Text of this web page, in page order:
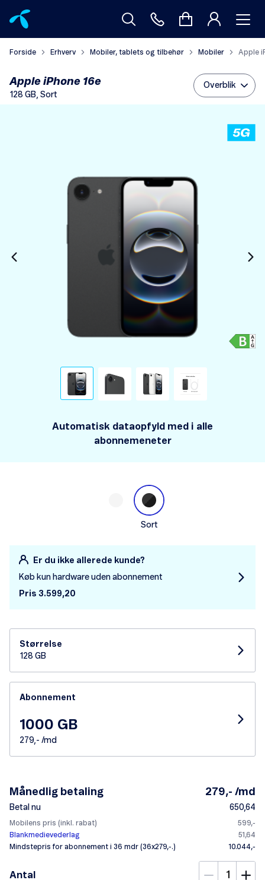
Forside Erhverv Mobiler, tablets og tilbehør Mobiler Apple
Apple iPhone 16e
128 GB, Sort
Overblik
Automatisk dataopfyld med i alle
abonnemeneter
Sort
Er du ikke allerede kunde?
Køb kun hardware uden abonnement
Pris 3.599,20
Størrelse
128 GB
Abonnement
1000 GB
279,- /md
Månedlig betaling 279,- /md
Betal nu 650,64
Mobilens pris (inkl. rabat)
599,-
Blankmedievederlag
51,64
Mindstepris for abonnement i 36 mdr (36x279,-.)
10.044,-
Antal